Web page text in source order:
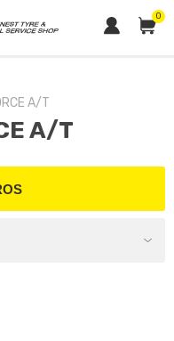
0
A/T
A/T